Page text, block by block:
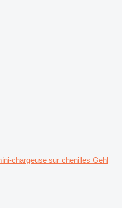
chargeuse sur chenilles Gehl